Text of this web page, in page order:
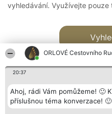
ORLOVÉ Cestovního
20:37
Ahoj, rádi Vám pomůžeme! 🙂
příslušnou téma konverzace! 🙂
vyhledávání. Využívejte pouze